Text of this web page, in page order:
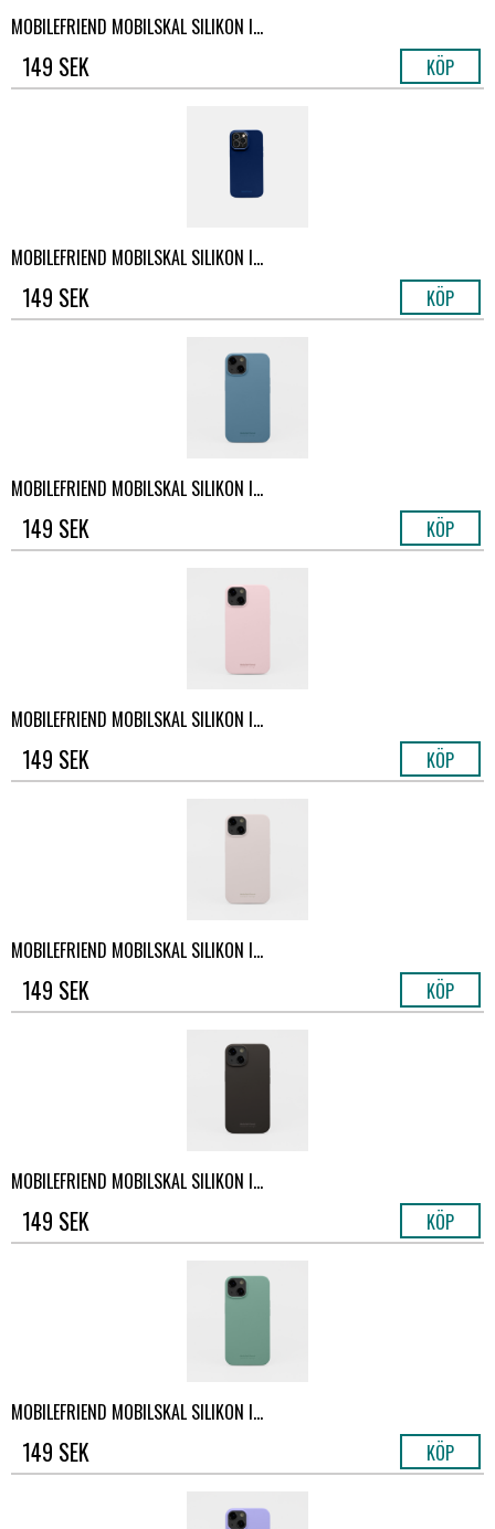
MOBILEFRIEND MOBILSKAL SILIKON I...
149 SEK KÖP
MOBILEFRIEND MOBILSKAL SILIKON I...
149 SEK KÖP
MOBILEFRIEND MOBILSKAL SILIKON I...
149 SEK KÖP
MOBILEFRIEND MOBILSKAL SILIKON I...
149 SEK KÖP
MOBILEFRIEND MOBILSKAL SILIKON I...
149 SEK KÖP
MOBILEFRIEND MOBILSKAL SILIKON I...
149 SEK KÖP
MOBILEFRIEND MOBILSKAL SILIKON I...
149 SEK KÖP